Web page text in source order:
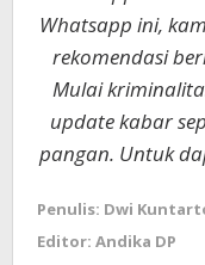
Whatsapp ini,
rekomendasi
Mulai
update kabar
pangan. Untuk
Penulis: Dwi
Editor: Andika DP